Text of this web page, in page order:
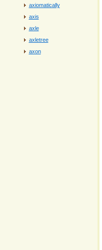
axiomatically
axis
axle
axletree
axon